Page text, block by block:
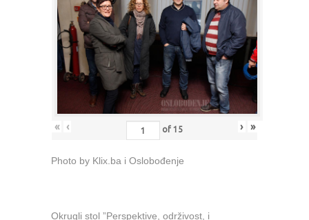
« ‹ of 15 › »
Photo by Klix.ba i Oslobođenje
Okrugli stol ”Perspektive, održivost, i